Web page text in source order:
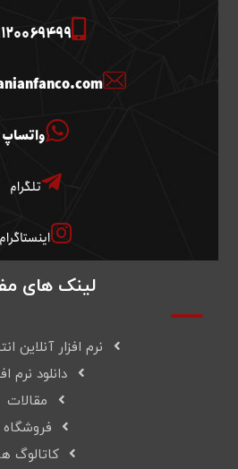
واتساپ
تلگرام
اینستاگرام
لینک های
نرم افزار آنلاین
دانلود نرم
مقالات
فروشگاه
کاتالوگ